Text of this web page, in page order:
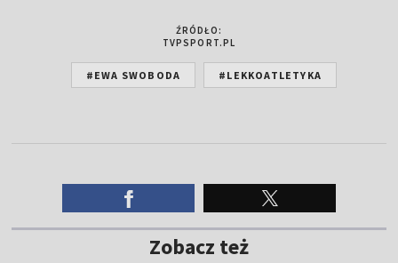
ŹRÓDŁO:
TVPSPORT.PL
#EWA SWOBODA #LEKKOATLETYKA
Zobacz też